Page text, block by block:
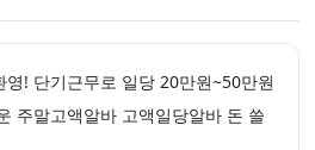
! 단기근무로 일당 20만원~50만원
주말고액알바 고액일당알바 돈 쓸